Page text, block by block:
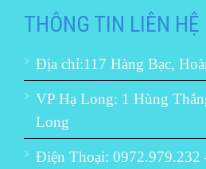
THÔNG TIN LIÊN HỆ
Địa chỉ:117 Hàng Bạc,
VP Hạ Long: 1 Hùng
Long
Điện Thoại: 0972.979.232